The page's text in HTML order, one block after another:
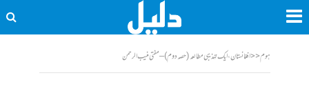
ہوم<<افغانستان، ایک تہذیبی مطالعہ (حصہ دوم) – مفتی منیب الرحمن